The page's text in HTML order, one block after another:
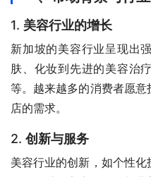
1. 美容行业的增长
新加坡的美容行业呈现出
肤、化妆到先进的美容治
等。越来越多的消费者愿
店的需求。
2. 创新与服务
美容行业的创新，如个性